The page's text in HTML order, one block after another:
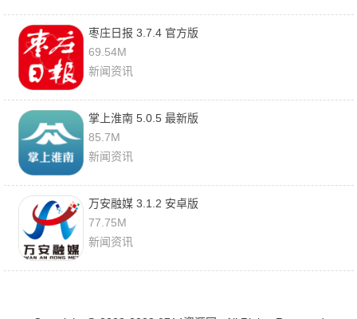
枣庄日报 3.7.4 官方版
69.54M
新闻资讯
掌上淮南 5.0.5 最新版
85.7M
新闻资讯
万安融媒 3.1.2 安卓版
77.75M
新闻资讯